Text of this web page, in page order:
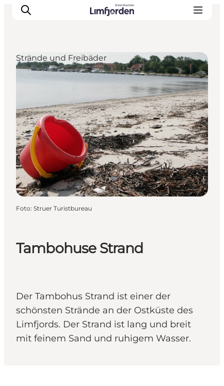
Tambohuse Strand
Der Tambohus Strand ist einer der
schönsten Strände an der Ostküste des
Limfjords. Der Strand ist lang und breit
mit feinem Sand und ruhigem Wasser.
Strände und Freibäder
Foto: Struer Turistbureau